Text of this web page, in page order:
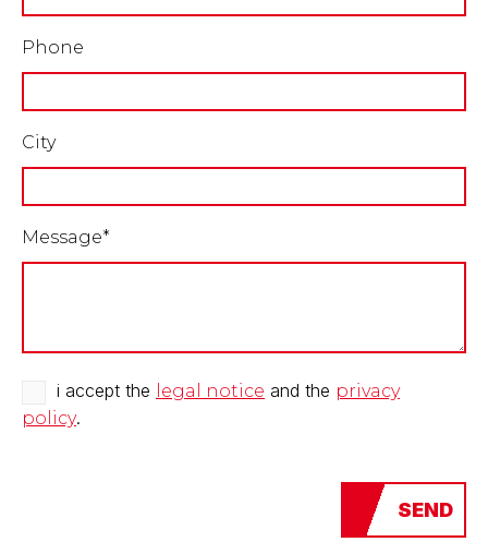
Phone
City
Message*
i accept the legal notice and the privacy
policy.